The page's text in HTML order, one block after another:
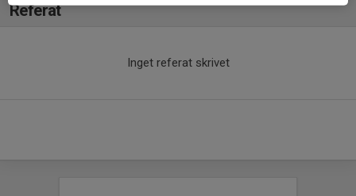
Referat
Inget referat skrivet